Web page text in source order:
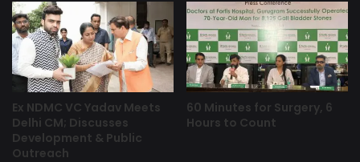
Ex NDMC VC Yadav Meets
Delhi CM; Discusses
Development & Public
Outreach
60 Minutes for Surgery, 6
Hours to Count